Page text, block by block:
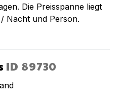
Die Preisspanne liegt
Nacht und Person.
ID 89730